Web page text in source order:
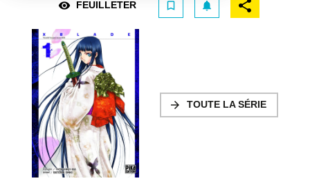
visibility FEUILLETER bookmark_border notifications
arrow_forward TOUTE LA SÉRIE